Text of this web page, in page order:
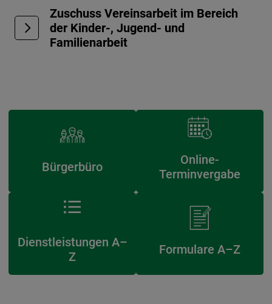
Zuschuss Vereinsarbeit im Bereich
der Kinder-, Jugend- und
Familienarbeit
Bürgerbüro
Online-
Terminvergabe
Dienstleistungen A–
Z
Formulare A–Z